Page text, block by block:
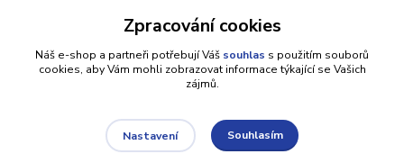
Zpracování cookies
Náš e-shop a partneři potřebují Váš souhlas s použitím souborů
cookies, aby Vám mohli zobrazovat informace týkající se Vašich
zájmů.
Nastavení Souhlasím